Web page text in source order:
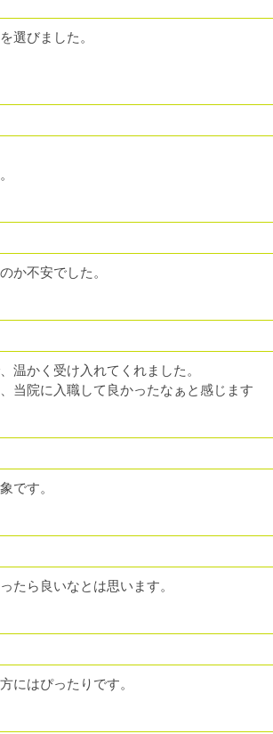
選びました。
か不安でした。
温かく受け入れてくれました。
当院に入職して良かったなぁと感じます
です。
たら良いなとは思います。
にはぴったりです。